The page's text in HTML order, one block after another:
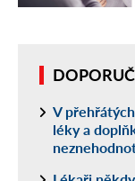
V
léky a